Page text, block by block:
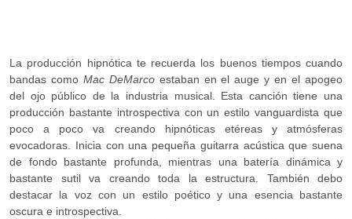
La producción hipnótica te recuerda los buenos tiempos cuando
bandas como Mac DeMarcoestaban en el auge y en el apogeo
del ojo público de la industria musical. Esta canción tiene una
producción bastante introspectiva con un estilo vanguardista que
poco a poco va creando hipnóticas etéreas y atmósferas
evocadoras. Inicia con una pequeña guitarra acústica que suena
de fondo bastante profunda, mientras una batería dinámica y
bastante sutil va creando toda la estructura. También debo
destacar la voz con un estilo poético y una esencia bastante
oscura e introspectiva.